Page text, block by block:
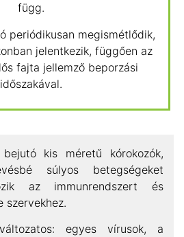
függ.
periódikusan megismétlődik,
jelentkezik, függően az
fajta jellemző beporzási
időszakával.
kis méretű kórokozók,
súlyos betegségeket
az immunrendszert és
szervekhez.
egyes vírusok, a